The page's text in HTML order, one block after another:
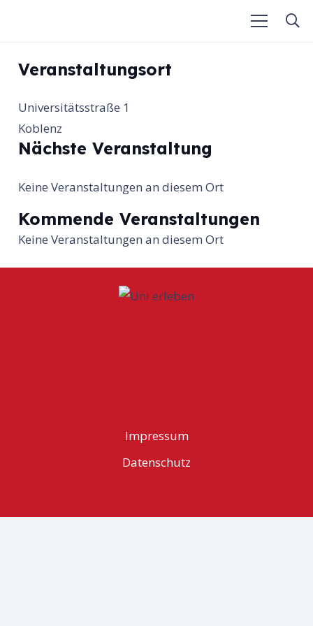
Veranstaltungsort
Universitätsstraße 1
Koblenz
Nächste Veranstaltung
Keine Veranstaltungen an diesem Ort
Kommende Veranstaltungen
Keine Veranstaltungen an diesem Ort
Impressum
Datenschutz